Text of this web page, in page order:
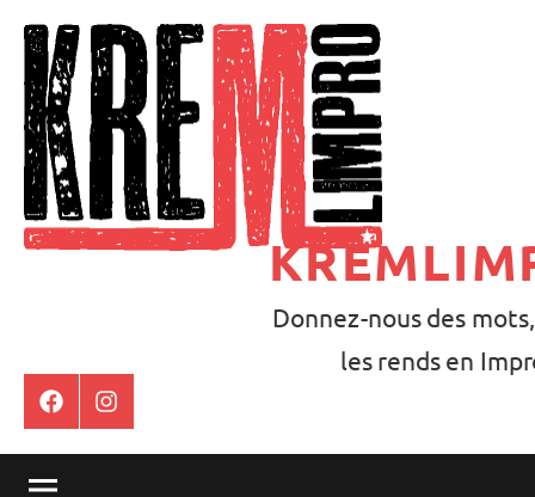
contenu
Donnez-nous des
les rends en
FacebookInstagram